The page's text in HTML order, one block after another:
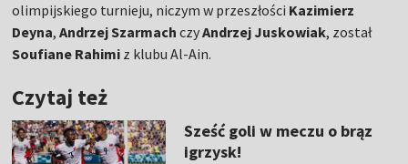
olimpijskiego turnieju, niczym w przeszłości Kazimierz
Deyna,Andrzej SzarmachczyAndrzej Juskowiak, został
Soufiane Rahimi z klubu Al-Ain.
Czytaj też
Sześć goli w meczu o brąz
igrzysk!